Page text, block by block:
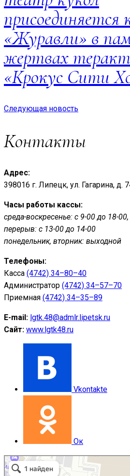
присоединяется
«Журавли» в
жертвах
«Крокус Сити
Следующая новость
Контакты
Адрес:
398016 г. Липецк, ул. Гагарина, д.
Часы работы кассы:
среда-воскресенье: с 9-00 до 18-00,
перерыв: с 13-00 до 14-00
понедельник, вторник: выходной
Телефоны:
Касса (4742) 34–80–40
Администратор (4742) 34–57–70
Приемная (4742) 34–35–89
E-mail: lgtk.48@admlr.lipetsk.ru
Сайт: www.lgtk48.ru
Vkontakte
Ок